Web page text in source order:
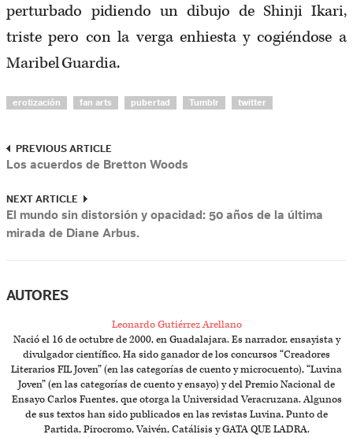
perturbado pidiendo un dibujo de Shinji Ikari,
triste pero con la verga enhiesta y cogiéndose a
Maribel Guardia.
erotización fan arts pubertad Tumblr twitter
PREVIOUS ARTICLE
Los acuerdos de Bretton Woods
NEXT ARTICLE
El mundo sin distorsión y opacidad: 50 años de la última
mirada de Diane Arbus.
AUTORES
Leonardo Gutiérrez Arellano
Nació el 16 de octubre de 2000, en Guadalajara. Es narrador, ensayista y
divulgador científico. Ha sido ganador de los concursos “Creadores
Literarios FIL Joven” (en las categorías de cuento y microcuento), “Luvina
Joven” (en las categorías de cuento y ensayo) y del Premio Nacional de
Ensayo Carlos Fuentes, que otorga la Universidad Veracruzana. Algunos
de sus textos han sido publicados en las revistas Luvina, Punto de
Partida, Pirocromo, Vaivén, Catálisis y GATA QUE LADRA.